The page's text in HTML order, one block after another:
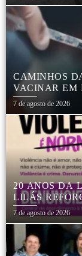
CAMINHOS
VACINAR EM
7 de agosto de 2026
20 ANOS DA
LILÁS
MULHERES
7 de agosto de 2026